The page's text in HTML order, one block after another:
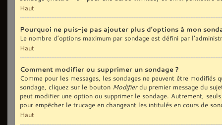
Haut
Pourquoi ne puis-je pas ajouter plus d’options à mon
Le nombre d’options maximum par sondage est défini par
Haut
Comment modifier ou supprimer un sondage ?
Comme pour les messages, les sondages ne peuvent être
sondage, cliquez sur le bouton Modifierdu premier message du
peut modifier une option ou supprimer le sondage. Autrement,
pour empêcher le trucage en changeant les intitulés en cours de
Haut